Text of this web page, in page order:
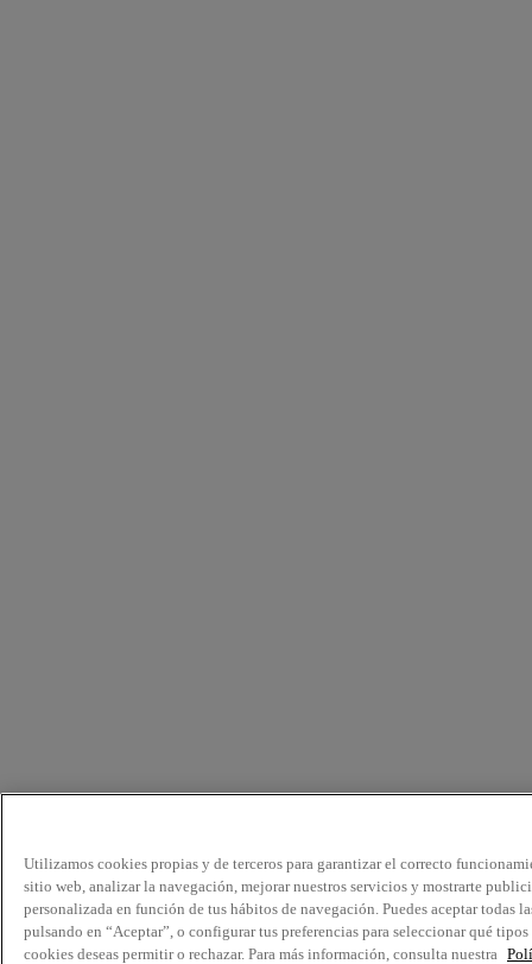
Utilizamos cookies propias y de terceros para garantizar el correcto
sitio web, analizar la navegación, mejorar nuestros servicios y mostrarte
personalizada en función de tus hábitos de navegación. Puedes aceptar todas
pulsando en “Aceptar”, o configurar tus preferencias para seleccionar qué tipos
cookies deseas permitir o rechazar. Para más información, consulta nuestra